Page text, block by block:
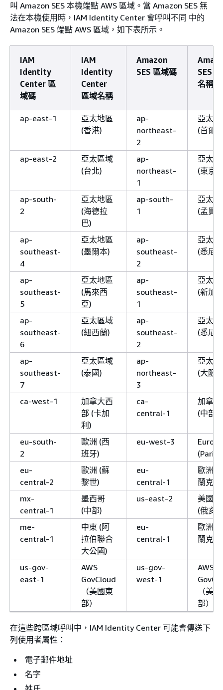
叫 Amazon SES 本機端點 AWS 區域。當 Amazon SES 無
法在本機使用時，IAM Identity Center 會呼叫不同 中的
Amazon SES 端點 AWS 區域，如下表所示。
IAM
Identity
Center 區
域碼
IAM
Identity
Center
區域名稱
Amazon
SES 區域碼
SES
名稱
ap-east-1
亞太地區
(香港)
ap-
northeast-
2
亞太
(首爾)
ap-east-2
亞太區域
(台北)
ap-
northeast-
1
亞太
(東京)
ap-south-
2
亞太地區
(海德拉
巴)
ap-south-
1
亞太
(孟買)
ap-
southeast-
4
亞太地區
(墨爾本)
ap-
southeast-
2
亞太
(悉尼)
ap-
southeast-
5
亞太地區
(馬來西
亞)
ap-
southeast-
1
亞太
(新加
ap-
southeast-
6
亞太區域
(紐西蘭)
ap-
southeast-
2
亞太
(悉尼)
ap-
southeast-
7
亞太區域
(泰國)
ap-
northeast-
3
亞太
(大阪)
ca-west-1
加拿大西
部 (卡加
利)
ca-
central-1
加拿大
(中部)
eu-south-
2
歐洲 (西
班牙)
eu-west-3
Europe
(Paris)
eu-
central-2
歐洲 (蘇
黎世)
eu-
central-1
歐洲 (
蘭克福
mx-
central-1
墨西哥
(中部)
us-east-2
美國
(俄亥
me-
central-1
中東 (阿
拉伯聯合
大公國)
eu-
central-1
歐洲 (
蘭克福
us-gov-
east-1
AWS
GovCloud
（美國東
部）
us-gov-
west-1
AWS
（美
部）
在這些跨區域呼叫中，IAM Identity Center 可能會傳送下
列使用者屬性：
電子郵件地址
名字